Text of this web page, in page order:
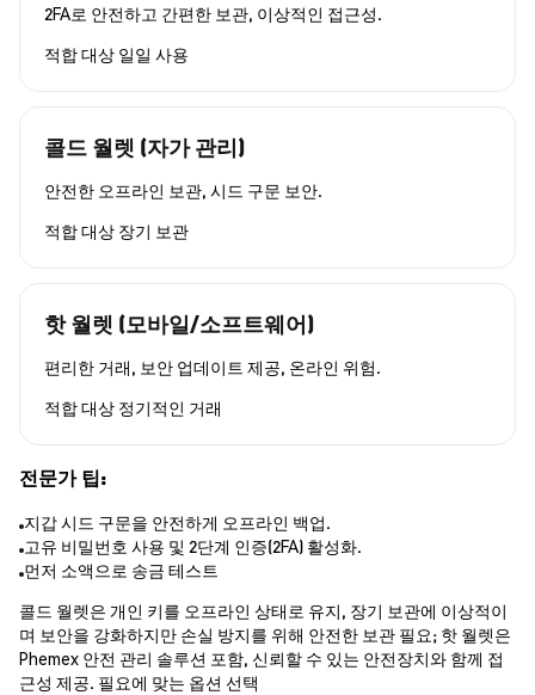
2FA로 안전하고 간편한 보관, 이상적인 접근성.
적합 대상 일일 사용
콜드 월렛 (자가 관리)
안전한 오프라인 보관, 시드 구문 보안.
적합 대상 장기 보관
핫 월렛 (모바일/소프트웨어)
편리한 거래, 보안 업데이트 제공, 온라인 위험.
적합 대상 정기적인 거래
전문가 팁:
지갑 시드 구문을 안전하게 오프라인 백업.
고유 비밀번호 사용 및 2단계 인증(2FA) 활성화.
먼저 소액으로 송금 테스트
콜드 월렛은 개인 키를 오프라인 상태로 유지, 장기 보관에 이상적이
며 보안을 강화하지만 손실 방지를 위해 안전한 보관 필요; 핫 월렛은
Phemex 안전 관리 솔루션 포함, 신뢰할 수 있는 안전장치와 함께 접
근성 제공. 필요에 맞는 옵션 선택